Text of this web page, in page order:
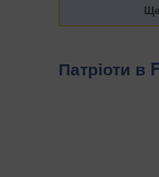
Патріоти в